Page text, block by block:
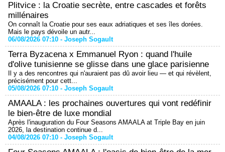
Plitvice : la Croatie secrète, entre cascades et forêts
millénaires
On connaît la Croatie pour ses eaux adriatiques et ses îles dorées.
Mais le pays dévoile un autr...
06/08/2026 07:10 - Joseph Sogault
Terra Byzacena x Emmanuel Ryon : quand l'huile
d'olive tunisienne se glisse dans une glace parisienne
Il y a des rencontres qui n'auraient pas dû avoir lieu — et qui révèlent,
précisément pour cett...
05/08/2026 07:10 - Joseph Sogault
AMAALA : les prochaines ouvertures qui vont redéfinir
le bien-être de luxe mondial
Après l'inauguration du Four Seasons AMAALA at Triple Bay en juin
2026, la destination continue d...
04/08/2026 07:10 - Joseph Sogault